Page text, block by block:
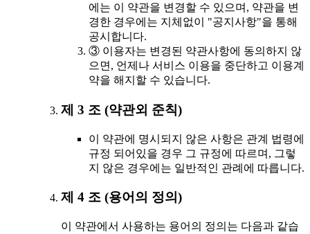
에는 이 약관을 변경할 수 있으며, 약관을 변
경한 경우에는 지체없이 "공지사항"을 통해
공시합니다.
③ 이용자는 변경된 약관사항에 동의하지 않
으면, 언제나 서비스 이용을 중단하고 이용계
약을 해지할 수 있습니다.
제 3 조 (약관외 준칙)
이 약관에 명시되지 않은 사항은 관계 법령에
규정 되어있을 경우 그 규정에 따르며, 그렇
지 않은 경우에는 일반적인 관례에 따릅니다.
제 4 조 (용어의 정의)
이 약관에서 사용하는 용어의 정의는 다음과 같습